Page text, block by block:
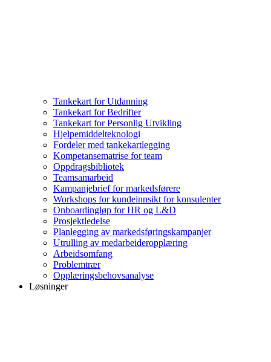
Tankekart for Utdanning
Tankekart for Bedrifter
Tankekart for Personlig Utvikling
Hjelpemiddelteknologi
Fordeler med tankekartlegging
Kompetansematrise for team
Oppdragsbibliotek
Teamsamarbeid
Kampanjebrief for markedsførere
Workshops for kundeinnsikt for konsulenter
Onboardingløp for HR og L&D
Prosjektledelse
Planlegging av markedsføringskampanjer
Utrulling av medarbeideropplæring
Arbeidsomfang
Problemtrær
Opplæringsbehovsanalyse
Løsninger